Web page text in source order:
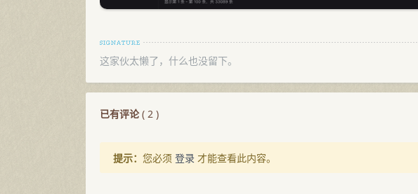
这家伙太懒了，什么也没留下。
已有评论( 2 )
提示： 您必须 登录 才能查看此内容。